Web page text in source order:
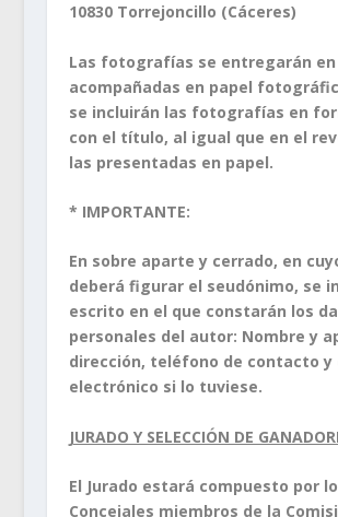
10830 Torrejoncillo (Cáceres)
Las fotografías se entregarán en
acompañadas en papel
se incluirán las fotografías en
con el título, al igual que en el
las presentadas en papel.
* IMPORTANTE:
En sobre aparte y cerrado, en
deberá figurar el seudónimo, se
escrito en el que constarán los
personales del autor: Nombre y
dirección, teléfono de contacto y
electrónico si lo tuviese.
JURADO Y SELECCIÓN DE
El Jurado estará compuesto por
Concejales miembros de la